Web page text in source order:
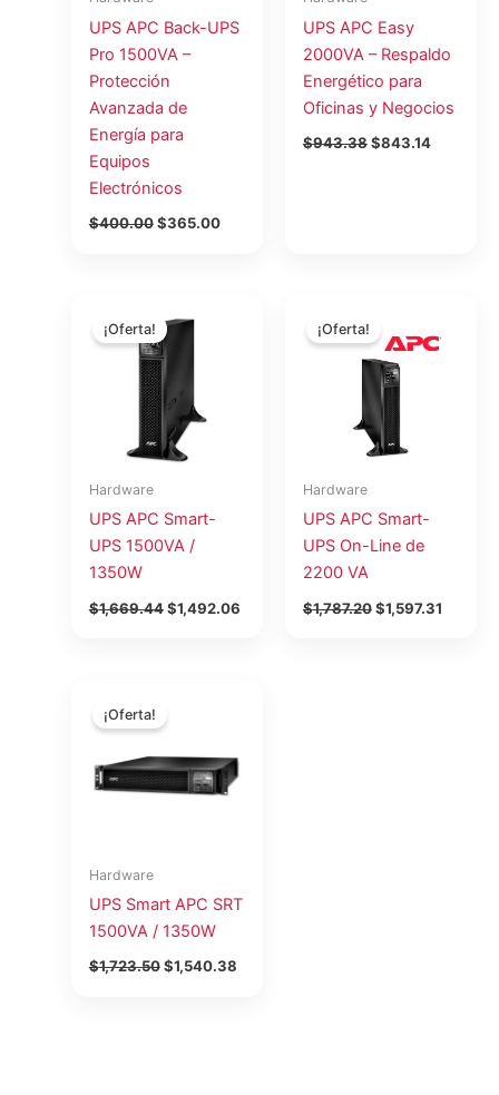
UPS APC Back-UPS
Pro 1500VA –
Protección
Avanzada de
Energía para
Equipos
Electrónicos
$400.00 $365.00
UPS APC Easy
2000VA – Respaldo
Energético para
Oficinas y Negocios
$943.38$843.14
¡Oferta!
Hardware
UPS APC Smart-
UPS 1500VA /
1350W
$1,669.44
precio
original
$1,669.44.
$1,492.06
¡Oferta!
Hardware
UPS APC Smart-
UPS On-Line de
2200 VA
$1,787.20
original
era:
$1,787.20.
$1,597.31
actual
¡Oferta!
Hardware
UPS Smart APC SRT
1500VA / 1350W
$1,723.50
original
$1,723.50.
$1,540.38
$1,540.38.